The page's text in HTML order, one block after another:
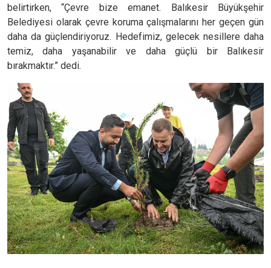
belirtirken, “Çevre bize emanet. Balıkesir Büyükşehir
Belediyesi olarak çevre koruma çalışmalarını her geçen gün
daha da güçlendiriyoruz. Hedefimiz, gelecek nesillere daha
temiz, daha yaşanabilir ve daha güçlü bir Balıkesir
bırakmaktır.” dedi.